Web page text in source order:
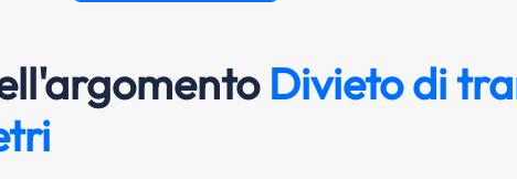
Divieto di